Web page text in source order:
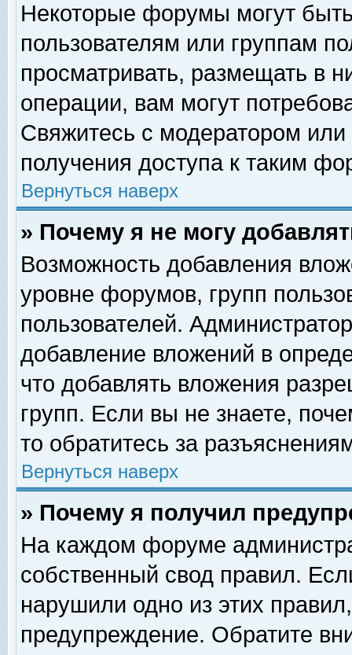
Некоторые форумы могут
пользователям или группам
просматривать, размещать в
операции, вам могут
Свяжитесь с модератором
получения доступа к таким
Вернуться наверх
» Почему я не могу
Возможность добавления
уровне форумов, групп
пользователей.
добавление вложений в
что добавлять вложения
групп. Если вы не знаете,
то обратитесь за
Вернуться наверх
» Почему я получил
На каждом форуме
собственный свод правил.
нарушили одно из этих
предупреждение. Обратите